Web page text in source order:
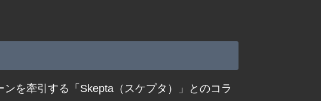
ンを牽引する「Skepta（スケプタ）」とのコラ